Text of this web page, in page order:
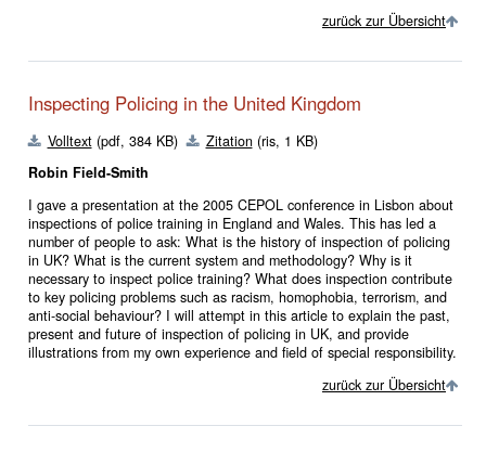
zurück zur Übersicht
Inspecting Policing in the United Kingdom
Volltext(pdf, 384 KB) Zitation(ris, 1 KB)
Robin Field-Smith
I gave a presentation at the 2005 CEPOL conference in Lisbon about
inspections of police training in England and Wales. This has led a
number of people to ask: What is the history of inspection of policing
in UK? What is the current system and methodology? Why is it
necessary to inspect police training? What does inspection contribute
to key policing problems such as racism, homophobia, terrorism, and
anti-social behaviour? I will attempt in this article to explain the past,
present and future of inspection of policing in UK, and provide
illustrations from my own experience and field of special responsibility.
zurück zur Übersicht